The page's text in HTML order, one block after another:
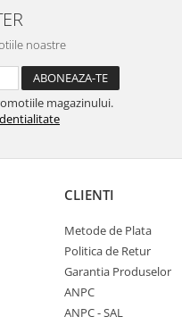
noastre
magazinului.
CLIENTI
Metode de Plata
Politica de Retur
Garantia Produselor
ANPC
ANPC - SAL